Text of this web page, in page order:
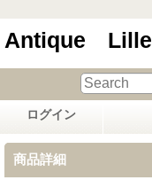
Antique Lille
ログイン
商品詳細